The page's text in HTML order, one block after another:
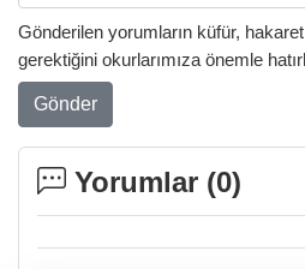
Gönderilen yorumların küfür,
gerektiğini okurlarımıza önemle
Gönder
Yorumlar (0)